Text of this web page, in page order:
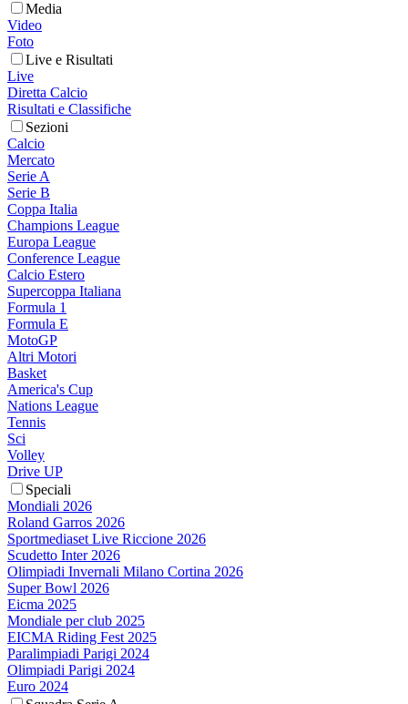
Media
Video
Foto
Live e Risultati
Live
Diretta Calcio
Risultati e Classifiche
Sezioni
Calcio
Mercato
Serie A
Serie B
Coppa Italia
Champions League
Europa League
Conference League
Calcio Estero
Supercoppa Italiana
Formula 1
Formula E
MotoGP
Altri Motori
Basket
America's Cup
Nations League
Tennis
Sci
Volley
Drive UP
Speciali
Mondiali 2026
Roland Garros 2026
Sportmediaset Live Riccione 2026
Scudetto Inter 2026
Olimpiadi Invernali Milano Cortina 2026
Super Bowl 2026
Eicma 2025
Mondiale per club 2025
EICMA Riding Fest 2025
Paralimpiadi Parigi 2024
Olimpiadi Parigi 2024
Euro 2024